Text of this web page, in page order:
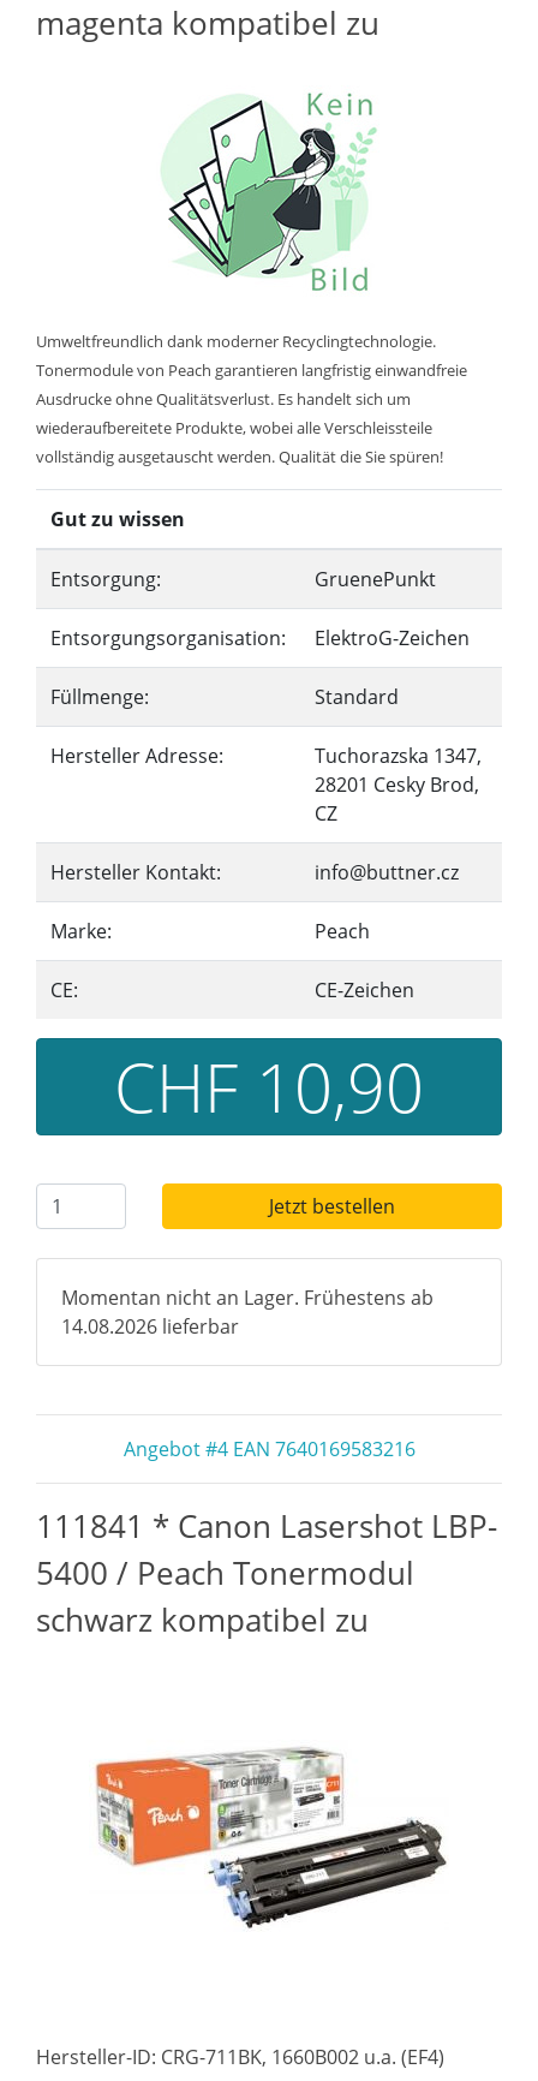
magenta kompatibel zu
Umweltfreundlich dank moderner Recyclingtechnologie.
Tonermodule von Peach garantieren langfristig einwandfreie
Ausdrucke ohne Qualitätsverlust. Es handelt sich um
wiederaufbereitete Produkte, wobei alle Verschleissteile
vollständig ausgetauscht werden. Qualität die Sie spüren!
Gut zu wissen
Entsorgung: GruenePunkt
Entsorgungsorganisation: ElektroG-Zeichen
Füllmenge: Standard
Hersteller Adresse:
Tuchorazska 1347,
28201 Cesky Brod,
CZ
Hersteller Kontakt: info@buttner.cz
Marke: Peach
CE: CE-Zeichen
CHF 10,90
Jetzt bestellen
Momentan nicht an Lager. Frühestens ab
14.08.2026 lieferbar
Angebot #4 EAN 7640169583216
111841 * Canon Lasershot LBP-
5400 / Peach Tonermodul
schwarz kompatibel zu
Hersteller-ID: CRG-711BK, 1660B002 u.a. (EF4)